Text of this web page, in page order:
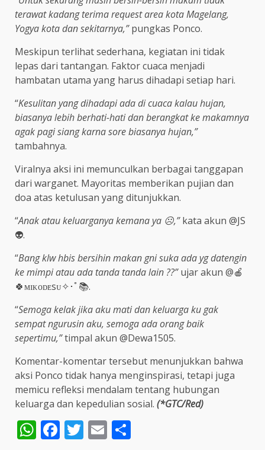
terawat kadang terima request area kota Magelang,
Yogya kota dan sekitarnya,”pungkas Ponco.
Meskipun terlihat sederhana, kegiatan ini tidak
lepas dari tantangan. Faktor cuaca menjadi
hambatan utama yang harus dihadapi setiap hari.
“Kesulitan yang dihadapi ada di cuaca kalau hujan,
biasanya lebih berhati-hati dan berangkat ke makamnya
agak pagi siang karna sore biasanya hujan,”
tambahnya.
Viralnya aksi ini memunculkan berbagai tanggapan
dari warganet. Mayoritas memberikan pujian dan
doa atas ketulusan yang ditunjukkan.
“Anak atau keluarganya kemana ya ☹️,”kata akun @JS
👽.
“Bang klw hbis bersihin makan gni suka ada yg datengin
ke mimpi atau ada tanda tanda lain ??”ujar akun @🍎
🍀ᴍɪᴋᴏᴅᴇsᴜ✧･ﾟ📚.
“Semoga kelak jika aku mati dan keluarga ku gak
sempat ngurusin aku, semoga ada orang baik
sepertimu,”timpal akun @Dewa1505.
Komentar-komentar tersebut menunjukkan bahwa
aksi Ponco tidak hanya menginspirasi, tetapi juga
memicu refleksi mendalam tentang hubungan
keluarga dan kepedulian sosial. (*GTC/Red)
WhatsApp
Facebook
Twitter
Email